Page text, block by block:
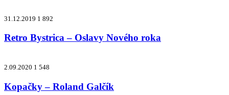
31.12.2019 1 892
Retro Bystrica – Oslavy Nového roka
2.09.2020 1 548
Kopačky – Roland Galčík